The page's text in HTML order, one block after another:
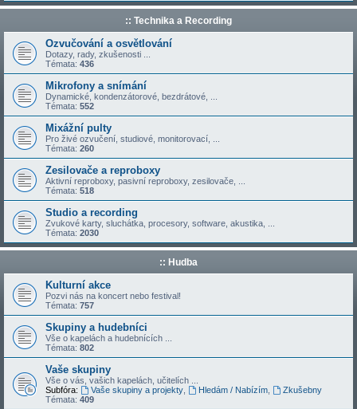
:: Technika a Recording
Ozvučování a osvětlování
Dotazy, rady, zkušenosti ...
Témata: 436
Mikrofony a snímání
Dynamické, kondenzátorové, bezdrátové, ...
Témata: 552
Mixážní pulty
Pro živé ozvučení, studiové, monitorovací, ...
Témata: 260
Zesilovače a reproboxy
Aktivní reproboxy, pasivní reproboxy, zesilovače, ...
Témata: 518
Studio a recording
Zvukové karty, sluchátka, procesory, software, akustika, ...
Témata: 2030
:: Hudba
Kulturní akce
Pozvi nás na koncert nebo festival!
Témata: 757
Skupiny a hudebníci
Vše o kapelách a hudebnících ...
Témata: 802
Vaše skupiny
Vše o vás, vašich kapelách, učitelích ...
Subfóra:
Vaše skupiny a projekty, Hledám / Nabízím,
Zkušebny
Témata: 409